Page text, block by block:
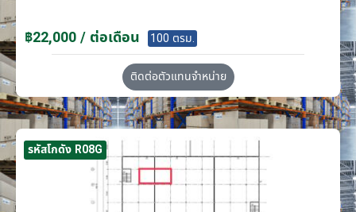
฿22,000 / ต่อเดือน 100 ตรม.
ติดต่อตัวแทนจำหน่าย
รหัสโกดัง R08G